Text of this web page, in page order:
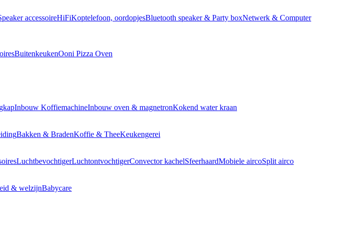
accessoireHiFiKoptelefoon, oordopjesBluetooth speaker & Party boxNetwerk & Computer
BuitenkeukenOoni Pizza Oven
Inbouw KoffiemachineInbouw oven & magnetronKokend water kraan
Bakken & BradenKoffie & TheeKeukengerei
LuchtbevochtigerLuchtontvochtigerConvector kachelSfeerhaardMobiele aircoSplit airco
& welzijnBabycare